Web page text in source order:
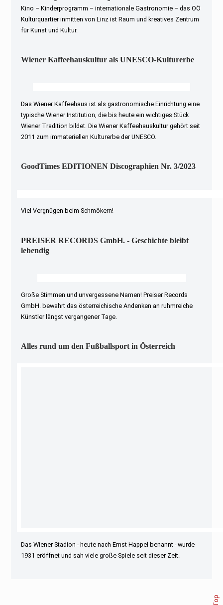
Kino – Kinderprogramm – internationale Gastronomie – das OÖ
Kulturquartier inmitten von Linz ist Raum und kreatives Zentrum
für Kunst und Kultur.
Wiener Kaffeehauskultur als UNESCO-Kulturerbe
Das Wiener Kaffeehaus ist als gastronomische Einrichtung eine
typische Wiener Institution, die bis heute ein wichtiges Stück
Wiener Tradition bildet. Die Wiener Kaffeehauskultur gehört seit
2011 zum immateriellen Kulturerbe der UNESCO.
GoodTimes EDITIONEN Discographien Nr. 3/2023
Viel Vergnügen beim Schmökern!
PREISER RECORDS GmbH. - Geschichte bleibt
lebendig
Große Stimmen und unvergessene Namen! Preiser Records
GmbH. bewahrt das österreichische Andenken an ruhmreiche
Künstler längst vergangener Tage.
Alles rund um den Fußballsport in Österreich
Das Wiener Stadion - heute nach Ernst Happel benannt - wurde
1931 eröffnet und sah viele große Spiele seit dieser Zeit.